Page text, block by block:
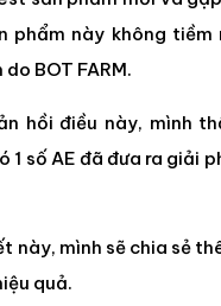
phẩm này không
BOT FARM.
hồi điều này, mình
1 số AE đã đưa ra giải
này, mình sẽ chia sẻ
quả.